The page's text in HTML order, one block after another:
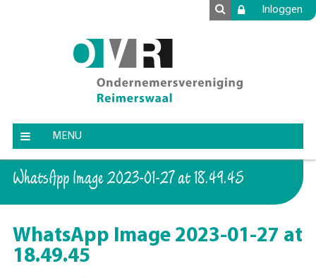
Inloggen
MENU
WhatsApp Image 2023-01-27 at 18.49.45
WhatsApp Image 2023-01-27 at
18.49.45